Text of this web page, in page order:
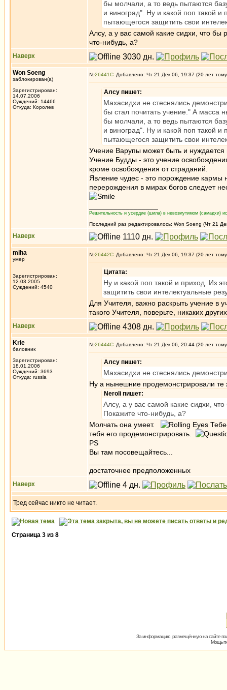
бы молчали, а то ведь пытаются
и виноград". Ну и какой поп такой
пытающегося защитить свои
Алсу, а у вас самой какие сидхи, что бы
что-нибудь, а?
Наверх
Won Soeng
заблокирован(а)
Зарегистрирован:
14.07.2006
Суждений: 14466
Откуда: Королев
№26441 Добавлено: Чт 21 Дек 06, 19:37 (20 лет
Алсу пишет:
Махасидхи не стеснялись
бы стал почитать учение." А масса
бы молчали, а то ведь пытаются
и виноград". Ну и какой поп такой
пытающегося защитить свои
Учение Варупы может быть и нуждается
Учение Будды - это учение
кроме освобождения от страданий.
Явление чудес - это порождение
перерождения в мирах богов следует
Решительность и усердие (шила) в невозмутимом (самадхи)
Последний раз редактировалось: Won Soeng (Чт 21
Наверх
miha
умер
Зарегистрирован:
12.03.2005
Суждений: 4540
№26442 Добавлено: Чт 21 Дек 06, 19:37 (20 лет
Цитата:
Ну и какой поп такой и приход. Из
защитить свои интелектуальные
Для Учителя, важно раскрыть учение в
такого Учителя, поверьте, никаких
Наверх
Krie
баловник
Зарегистрирован:
18.01.2006
Суждений: 3693
Откуда: russia
№26444 Добавлено: Чт 21 Дек 06, 20:44 (20 лет
Алсу пишет:
Махасидхи не стеснялись
Ну а нынешние продемонстрировали
Neroli пишет:
Алсу, а у вас самой какие сидхи,
Покажите что-нибудь, а?
Молчать она умеет.
тебя его продемонстрировать.
PS
Вы там посовещайтесь...
достаточнее предположенных
Наверх
Тред сейчас никто не читает.
Страница 3 из 8
За информацию, размещённую на сайте
Мощь